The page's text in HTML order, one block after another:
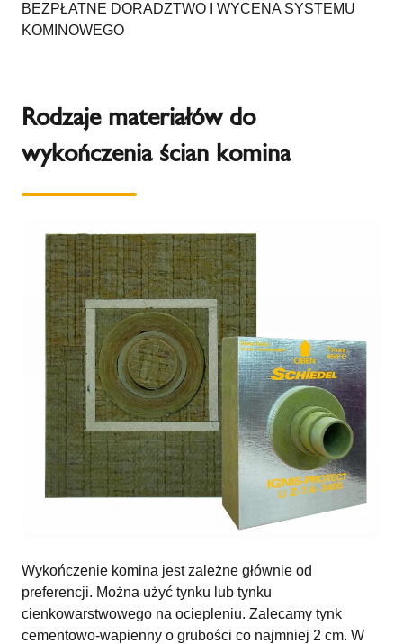
BEZPŁATNE DORADZTWO I WYCENA SYSTEMU
KOMINOWEGO
Rodzaje materiałów do
wykończenia ścian komina
Wykończenie komina jest zależne głównie od
preferencji. Można użyć tynku lub tynku
cienkowarstwowego na ociepleniu. Zalecamy tynk
cementowo-wapienny o grubości co najmniej 2 cm. W